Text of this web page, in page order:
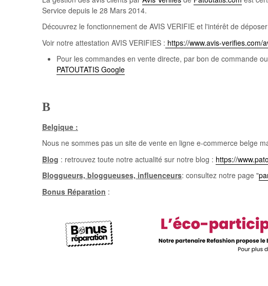
Service depuis le 28 Mars 2014.
Découvrez le fonctionnement de AVIS VERIFIE et l'intérêt de
Voir notre attestation AVIS VERIFIES : https://www.avis-verifies.com/
Pour les commandes en vente directe, par bon de commande
PATOUTATIS Google
B
Belgique :
Nous ne sommes pas un site de vente en ligne e-commerce belge
Blog : retrouvez toute notre actualité sur notre blog : https://
Bloggueurs, bloggueuses, influenceurs: consultez notre page "
Bonus Réparation :